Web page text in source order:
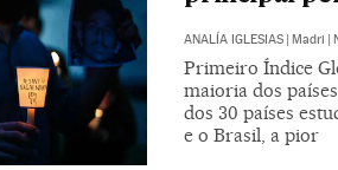
ANALÍA IGLESIAS | Madri |
Primeiro Índice
maioria dos
dos 30 países
e o Brasil, a pior